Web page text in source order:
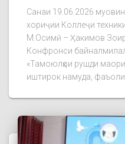
Санаи 19.06.2026
хориҷии Коллеҷи
М.Осимӣ – Ҳакимов
Конфронси
«Тамоюлҳои рушди
иштирок намуда,